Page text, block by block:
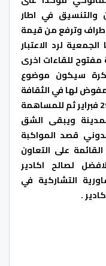
والتنسيق في اطار
وترفع من قيمة
لرد الاعتبار
مفتوح للقاءات اخرى
سيكون موضوع
لها في الثقافة
لدراسة امكانية صياغة برنامج ذكرى 29 فبراير ثم للمساهمة
ويبقى الشق
قصد المواكبة
القائمة على التعاون
لصالح اكادير
التشاركية في
.